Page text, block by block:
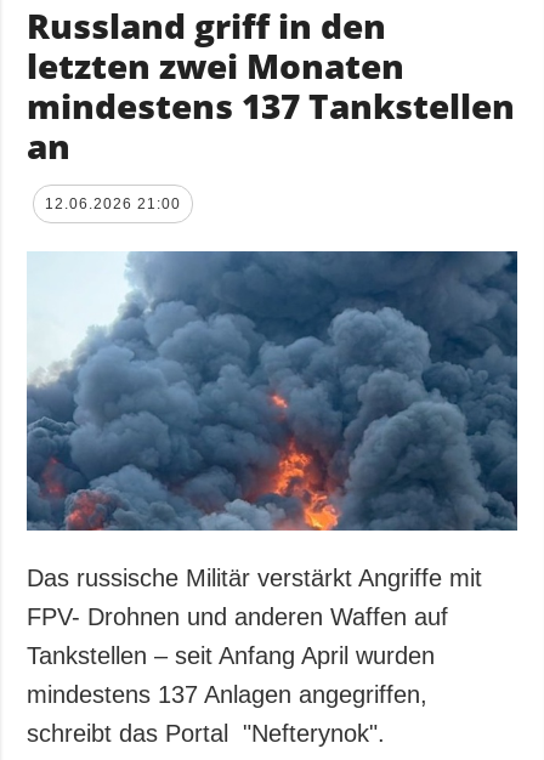
Russland griff in den
letzten zwei Monaten
mindestens 137 Tankstellen
an
12.06.2026 21:00
Das russische Militär verstärkt Angriffe mit
FPV- Drohnen und anderen Waffen auf
Tankstellen – seit Anfang April wurden
mindestens 137 Anlagen angegriffen,
schreibt das Portal "Nefterynok".